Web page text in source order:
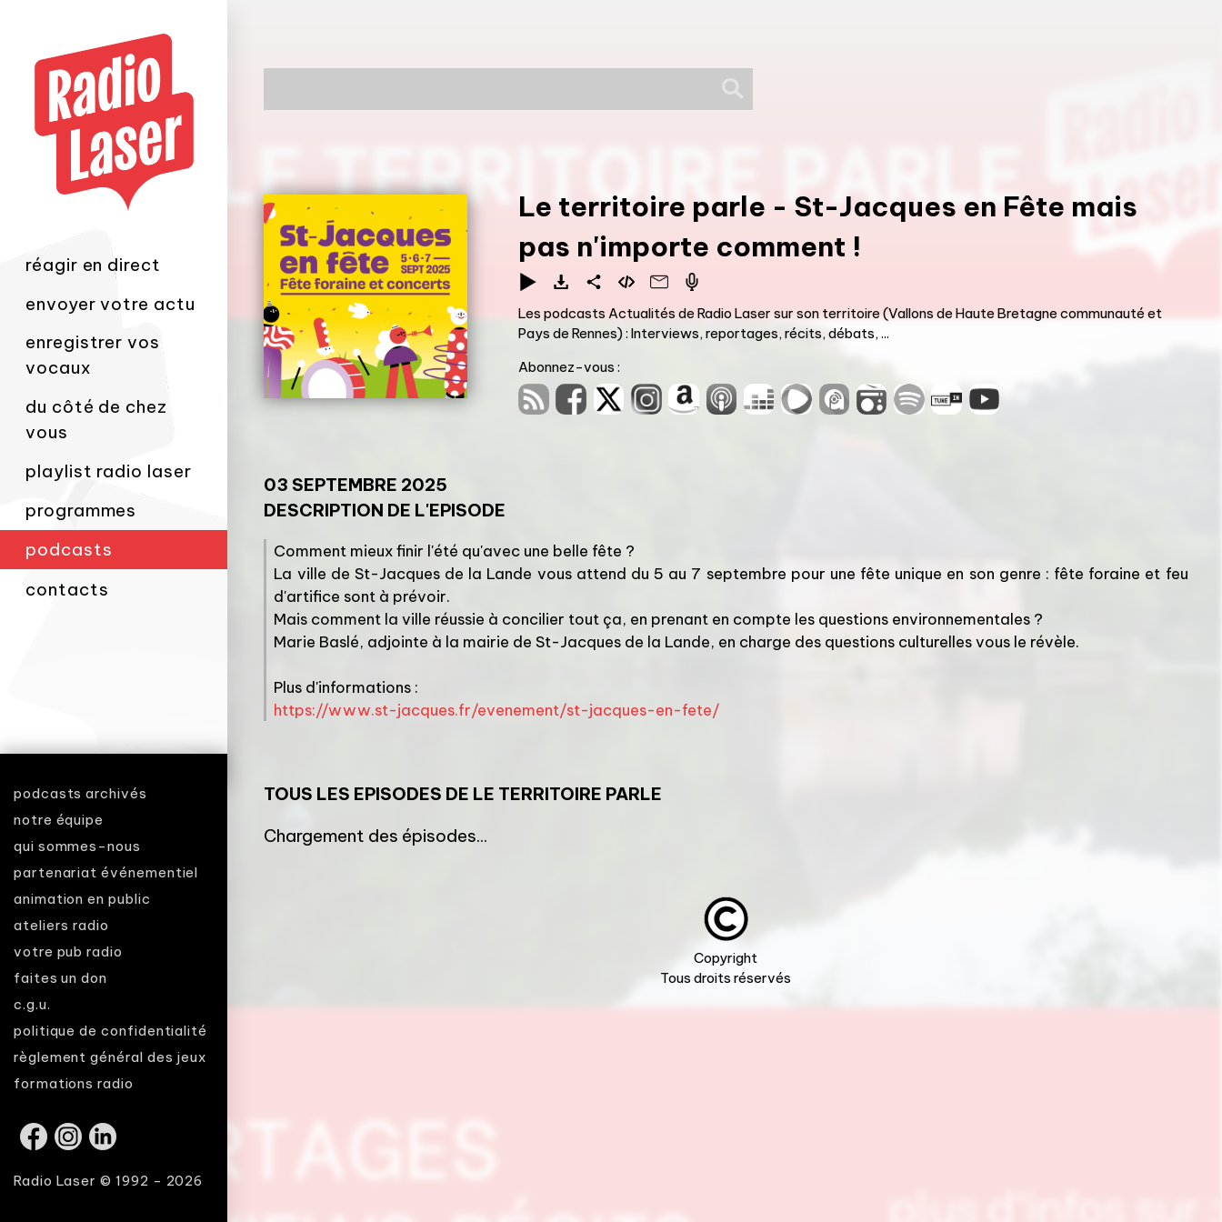
réagir en direct
envoyer votre actu
enregistrer vos
vocaux
du côté de chez
vous
playlist radio laser
programmes
podcasts
contacts
podcasts archivés
notre équipe
qui sommes-nous
partenariat événementiel
animation en public
ateliers radio
votre pub radio
faites un don
c.g.u.
politique de confidentialité
règlement général des jeux
formations radio
Radio Laser © 1992 - 2026
Le territoire parle - St-Jacques en Fête mais
pas n'importe comment !
Les podcasts Actualités de Radio Laser sur son territoire (Vallons de Haute Bretagne communauté et
Pays de Rennes) : Interviews, reportages, récits, débats, ...
Abonnez-vous :
03 SEPTEMBRE 2025
DESCRIPTION DE L'EPISODE
Comment mieux finir l'été qu'avec une belle fête ?
La ville de St-Jacques de la Lande vous attend du 5 au 7 septembre pour une fête unique en son genre : fête foraine et feu
d'artifice sont à prévoir.
Mais comment la ville réussie à concilier tout ça, en prenant en compte les questions environnementales ?
Marie Baslé, adjointe à la mairie de St-Jacques de la Lande, en charge des questions culturelles vous le révèle.
Plus d'informations :
https://www.st-jacques.fr/evenement/st-jacques-en-fete/
TOUS LES EPISODES DE LE TERRITOIRE PARLE
Chargement des épisodes...
Copyright
Tous droits réservés